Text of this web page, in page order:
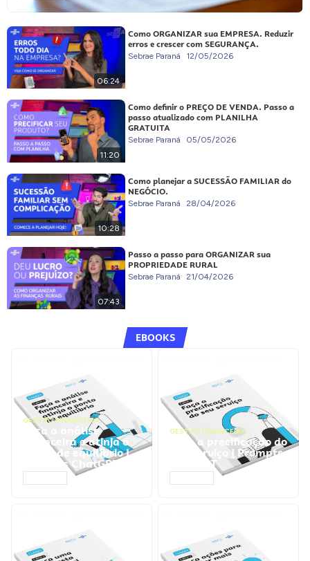
06:24
Como ORGANIZAR sua EMPRESA. Reduzir
erros e crescer com SEGURANÇA.
Sebrae Paraná 12/05/2026
11:20
Como definir o PREÇO DE VENDA. Passo a
passo atualizado com PLANILHA
GRATUITA
Sebrae Paraná 05/05/2026
10:28
Como planejar a SUCESSÃO FAMILIAR do
NEGÓCIO.
Sebrae Paraná 28/04/2026
07:43
Passo a passo para ORGANIZAR sua
PROPRIEDADE RURAL
Sebrae Paraná 21/04/2026
EBOOKS
GESTÃO FINANCEIRA
Faça a análise
financeira e atinja o
ponto de equilíbrio |
Prompts ChatGPT
GESTÃO FINANCEIRA
Faça a precificação do
seu serviço | Prompts
ChatGPT